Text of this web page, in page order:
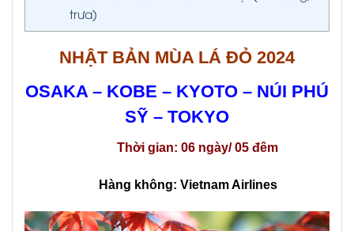
trưa)
NHẬT BẢN MÙA LÁ ĐỎ 2024
OSAKA – KOBE – KYOTO – NÚI PHÚ
SỸ – TOKYO
Thời gian: 06 ngày/ 05 đêm
Hàng không: Vietnam Airlines